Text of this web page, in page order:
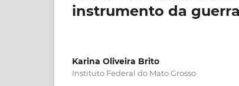
instrumento da
Karina Oliveira Brito
Instituto Federal do Mato Grosso